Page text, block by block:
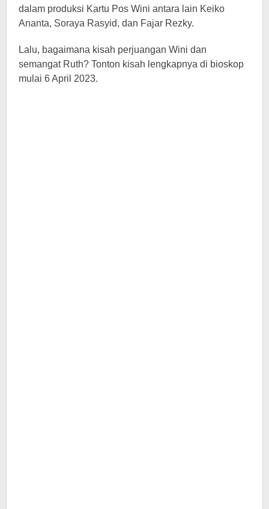
dalam produksi Kartu Pos Wini antara lain Keiko
Ananta, Soraya Rasyid, dan Fajar Rezky.
Lalu, bagaimana kisah perjuangan Wini dan
semangat Ruth? Tonton kisah lengkapnya di bioskop
mulai 6 April 2023.